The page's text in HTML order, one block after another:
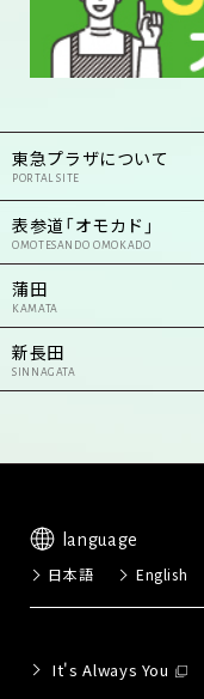
東急プラザについて
PORTAL SITE
表参道「オモカド」
OMOTESANDO OMOKADO
蒲田
KAMATA
新長田
SINNAGATA
language
日本語 English
It's Always You